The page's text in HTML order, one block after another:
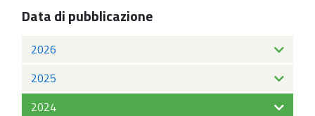
Data di pubblicazione
2026
2025
2024